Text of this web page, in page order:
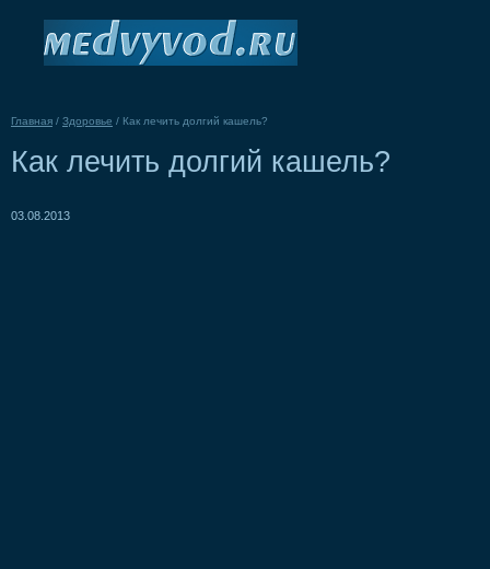
Главная / Здоровье / Как лечить долгий кашель?
Как лечить долгий кашель?
03.08.2013